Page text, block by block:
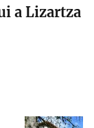
a Lizartza